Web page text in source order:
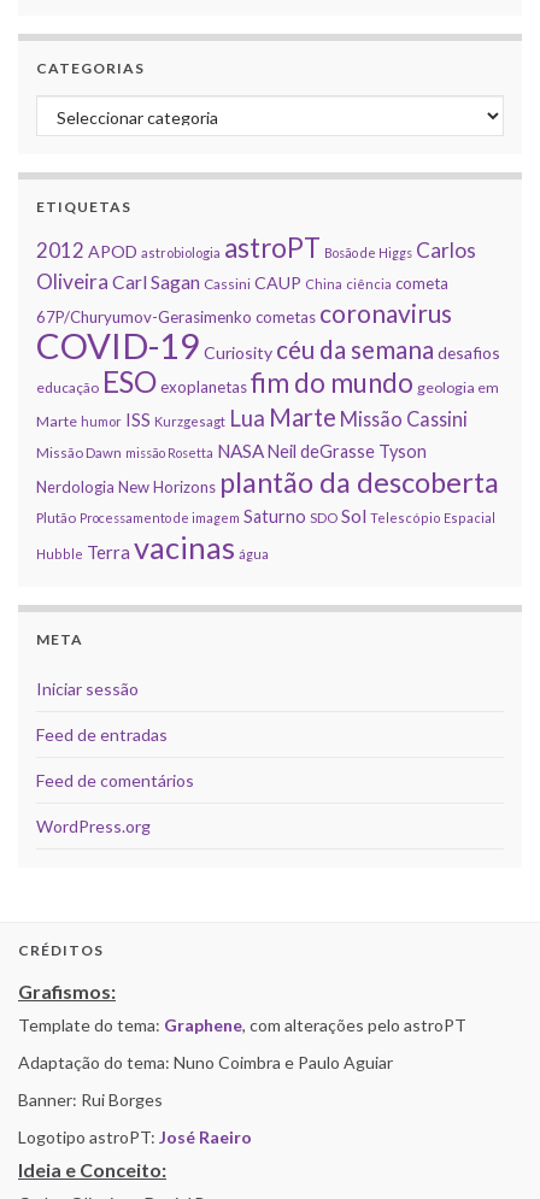
CATEGORIAS
Categorias
ETIQUETAS
2012 APOD astrobiologia astroPT Bosão de Higgs Carlos
Oliveira Carl Sagan Cassini CAUP China ciência cometa
67P/Churyumov-Gerasimenko cometas coronavirus
COVID-19 Curiosity céu da semana desafios
educação ESOexoplanetasfim do mundo geologia em
Marte humor ISS Kurzgesagt Lua Marte Missão Cassini
Missão Dawn missão Rosetta NASANeil deGrasse Tyson
Nerdologia New Horizons plantão da descoberta
Plutão Processamento de imagem Saturno SDO Sol Telescópio Espacial
Hubble Terra vacinas água
META
Iniciar sessão
Feed de entradas
Feed de comentários
WordPress.org
CRÉDITOS
Grafismos:
Template do tema: Graphene, com alterações pelo astroPT
Adaptação do tema: Nuno Coimbra e Paulo Aguiar
Banner: Rui Borges
Logotipo astroPT: José Raeiro
Ideia e Conceito: